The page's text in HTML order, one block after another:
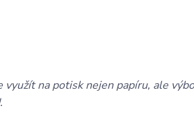
na potisk nejen papíru, ale